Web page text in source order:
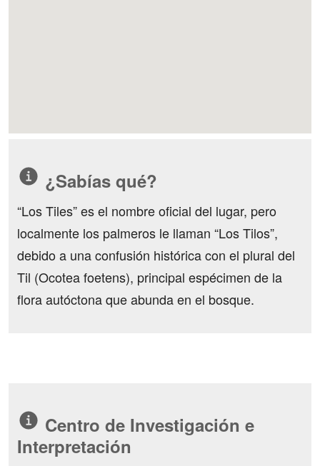
¿Sabías qué?
“Los Tiles” es el nombre oficial del lugar, pero
localmente los palmeros le llaman “Los Tilos”,
debido a una confusión histórica con el plural del
Til (Ocotea foetens), principal espécimen de la
flora autóctona que abunda en el bosque.
Centro de Investigación e
Interpretación